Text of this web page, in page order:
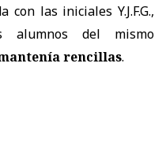
las iniciales Y.J.F.G.,
alumnos del mismo
rencillas.